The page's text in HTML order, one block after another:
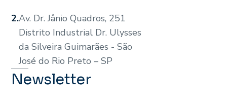
2.Av. Dr. Jânio Quadros, 251
Distrito Industrial Dr. Ulysses
da Silveira Guimarães - São
José do Rio Preto – SP
Newsletter